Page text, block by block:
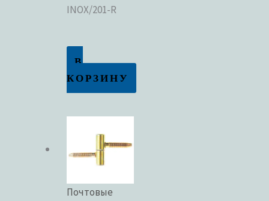
INOX/201-R
В
КОРЗИНУ
Почтовые